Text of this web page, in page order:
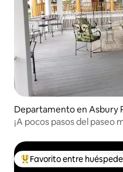
Departamento en Asbury
¡A pocos pasos del paseo
Favorito entre los
Favorito entre